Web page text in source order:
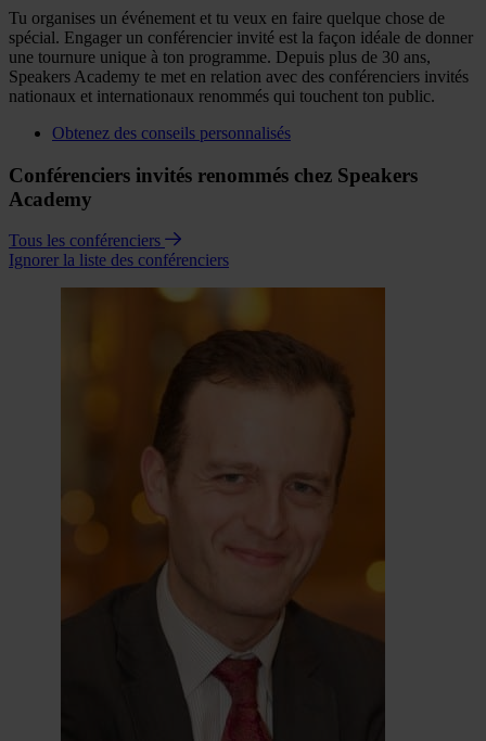
Tu organises un événement et tu veux en faire quelque chose de
spécial. Engager un conférencier invité est la façon idéale de donner
une tournure unique à ton programme. Depuis plus de 30 ans,
Speakers Academy te met en relation avec des conférenciers invités
nationaux et internationaux renommés qui touchent ton public.
Obtenez des conseils personnalisés
Conférenciers invités renommés chez Speakers
Academy
Tous les conférenciers
Ignorer la liste des conférenciers